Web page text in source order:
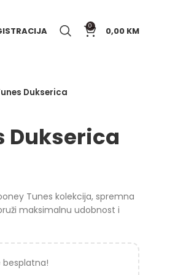
0 0,00 KM
Dukserica
Dukserica
Tunes kolekcija, spremna
maksimalnu udobnost i